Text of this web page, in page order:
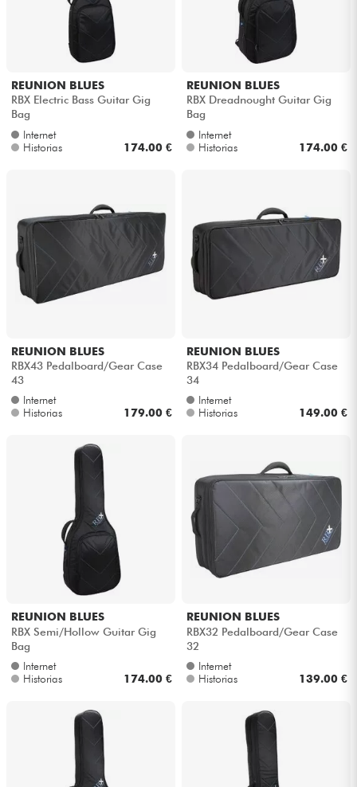
REUNION BLUES
RBX Electric Bass Guitar Gig
Bag
Internet
Historias
174.00 €
REUNION BLUES
RBX Dreadnought Guitar Gig
Bag
Internet
Historias
174.00 €
REUNION BLUES
RBX43 Pedalboard/Gear Case
43
Internet
Historias
179.00 €
REUNION BLUES
RBX34 Pedalboard/Gear Case
34
Internet
Historias
149.00 €
REUNION BLUES
RBX Semi/Hollow Guitar Gig
Bag
Internet
Historias
174.00 €
REUNION BLUES
RBX32 Pedalboard/Gear Case
32
Internet
Historias
139.00 €